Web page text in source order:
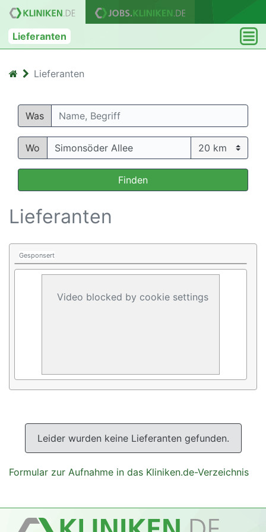
Lieferanten
Lieferanten
Was
Wo
Finden
Lieferanten
Gesponsert
Video blocked by cookie settings
Leider wurden keine Lieferanten gefunden.
Formular zur Aufnahme in das Kliniken.de-Verzeichnis